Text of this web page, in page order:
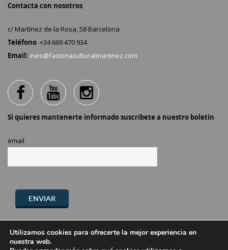
Contacta con nosotros
c/ Martínez de la Rosa, 58 Barcelona
Teléfono +34 669 470 934
Email: ines@factoriaculturalmartinez.com
Si quieres mantenerte informado suscribete a nuestro boletín
email
Utilizamos cookies para ofrecerte la mejor experiencia en
nuestra web.